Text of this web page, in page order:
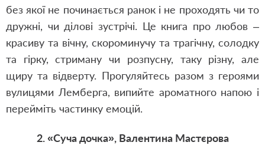
без якої не починається ранок і не проходять чи то
дружні, чи ділові зустрічі. Це книга про любов –
красиву та вічну, скороминучу та трагічну, солодку
та гірку, стриману чи розпусну, таку різну, але
щиру та відверту. Прогуляйтесь разом з героями
вулицями Лемберга, випийте ароматного напою і
перейміть частинку емоцій.
2. «Суча дочка», Валентина Мастєрова